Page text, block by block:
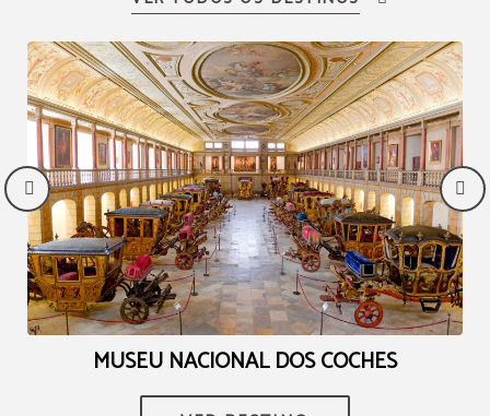
MUSEU NACIONAL DOS COCHES
Vantagens exclusivas
Conheça todas as vantagens por reservar
diretamente connosco.
Garantimos sempre o melhor preço disponível
Late check-out até às 13h00
Ofertas exclusivas